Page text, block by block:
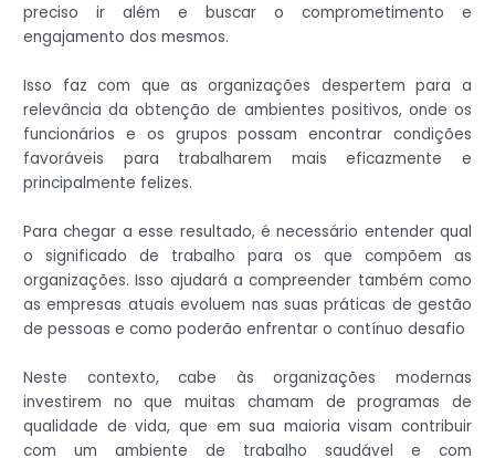
preciso ir além e buscar o comprometimento e
engajamento dos mesmos.
Isso faz com que as organizações despertem para a
relevância da obtenção de ambientes positivos, onde os
funcionários e os grupos possam encontrar condições
favoráveis para trabalharem mais eficazmente e
principalmente felizes.
Para chegar a esse resultado, é necessário entender qual
o significado de trabalho para os que compõem as
organizações. Isso ajudará a compreender também como
as empresas atuais evoluem nas suas práticas de gestão
de pessoas e como poderão enfrentar o contínuo desafio
Neste contexto, cabe às organizações modernas
investirem no que muitas chamam de programas de
qualidade de vida, que em sua maioria visam contribuir
com um ambiente de trabalho saudável e com